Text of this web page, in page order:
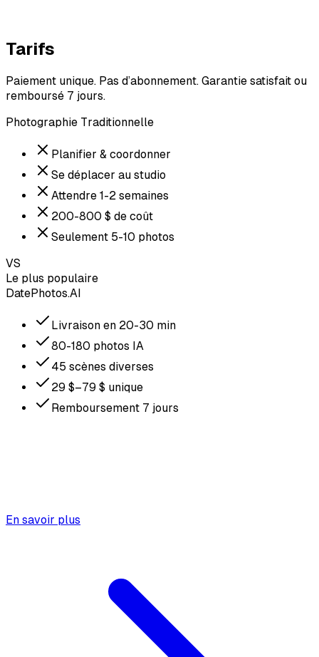
Tarifs
Paiement unique. Pas d’abonnement. Garantie satisfait ou
remboursé 7 jours.
Photographie Traditionnelle
Planifier & coordonner
Se déplacer au studio
Attendre 1-2 semaines
200-800 $ de coût
Seulement 5-10 photos
VS
Le plus populaire
DatePhotos.AI
Livraison en 20-30 min
80-180 photos IA
45 scènes diverses
29 $–79 $ unique
Remboursement 7 jours
En savoir plus